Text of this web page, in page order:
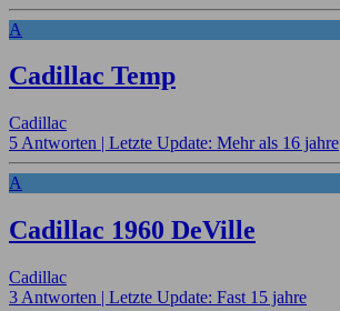
A
Cadillac Temp
Cadillac
5 Antworten | Letzte Update: Mehr als 16 jahre
A
Cadillac 1960 DeVille
Cadillac
3 Antworten | Letzte Update: Fast 15 jahre